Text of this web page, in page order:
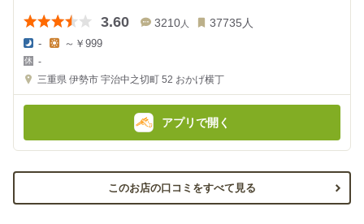
3.60 3210人 37735 人
夜
の
金
額
:
-
金
額
:
～￥999
-
三重県 伊勢市 宇治中之切町 52 おかげ横丁
アプリで開く
このお店の口コミをすべて見る